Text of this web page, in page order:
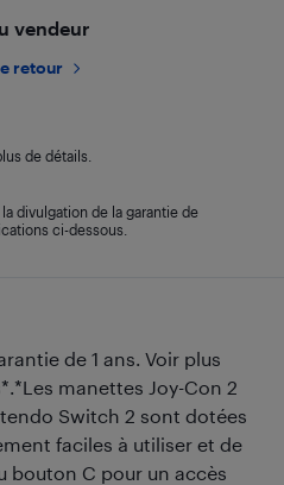
de 1 ans. Voir plus
manettes Joy-Con 2
Switch 2 sont dotées
faciles à utiliser et de
bouton C pour un accès
vendeur
retour
de détails.
divulgation de la garantie de
ci-dessous.